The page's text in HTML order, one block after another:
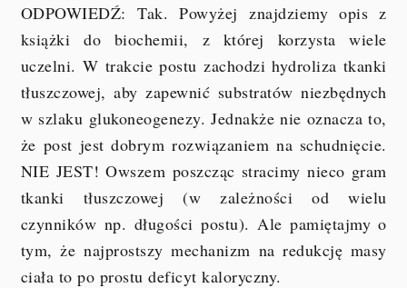
ODPOWIEDŹ: Tak. Powyżej znajdziemy opis z
książki do biochemii, z której korzysta wiele
uczelni. W trakcie postu zachodzi hydroliza tkanki
tłuszczowej, aby zapewnić substratów niezbędnych
w szlaku glukoneogenezy. Jednakże nie oznacza to,
że post jest dobrym rozwiązaniem na schudnięcie.
NIE JEST! Owszem poszcząc stracimy nieco gram
tkanki tłuszczowej (w zależności od wielu
czynników np. długości postu). Ale pamiętajmy o
tym, że najprostszy mechanizm na redukcję masy
ciała to po prostu deficyt kaloryczny.